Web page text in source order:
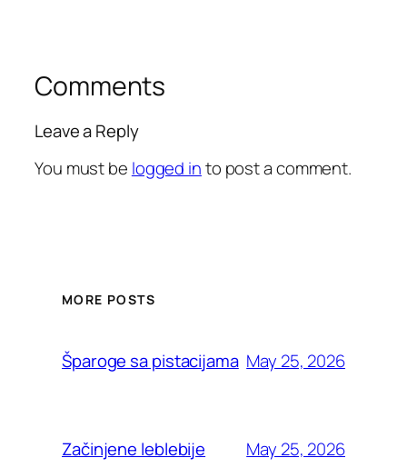
Comments
Leave a Reply
You must be logged into post a comment.
MORE POSTS
Šparoge sa pistacijama May 25, 2026
Začinjene leblebije May 25, 2026